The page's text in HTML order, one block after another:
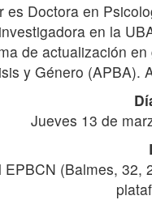
es Doctora en
en la
de actualización
y Género (APBA).
Jueves 13 de
(Balmes, 32,